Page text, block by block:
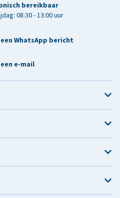
bereikbaar
08:30 - 13:00 uur
WhatsApp bericht
e-mail